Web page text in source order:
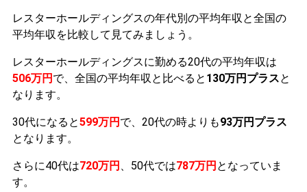
レスターホールディングスの年代別の平均年収と全国の
平均年収を比較して見てみましょう。
レスターホールディングスに勤める20代の平均年収は
506万円 で、全国の平均年収と比べると 130万円プラスと
なります。
30代になると599万円 で、20代の時よりも93万円プラス
となります。
さらに40代は720万円 、50代では787万円 となっていま
す。